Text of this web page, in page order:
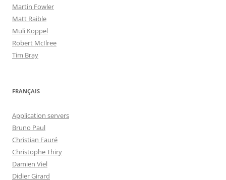
Martin Fowler
Matt Raible
Muli Koppel
Robert McIlree
Tim Bray
FRANÇAIS
Application servers
Bruno Paul
Christian Fauré
Christophe Thiry
Damien Viel
Didier Girard